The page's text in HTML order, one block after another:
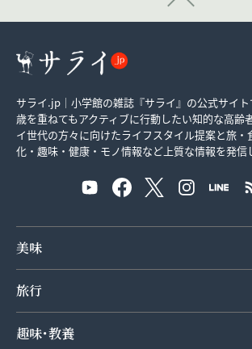
サライ.jp｜小学館の雑誌『サライ』の公式サイト
歳を重ねてもアクティブに行動したい知的な高齢
イ世代の方々に向けたライフスタイル提案と旅
化・趣味・健康・モノ情報など上質な情報を発信
美味
旅行
趣味･教養